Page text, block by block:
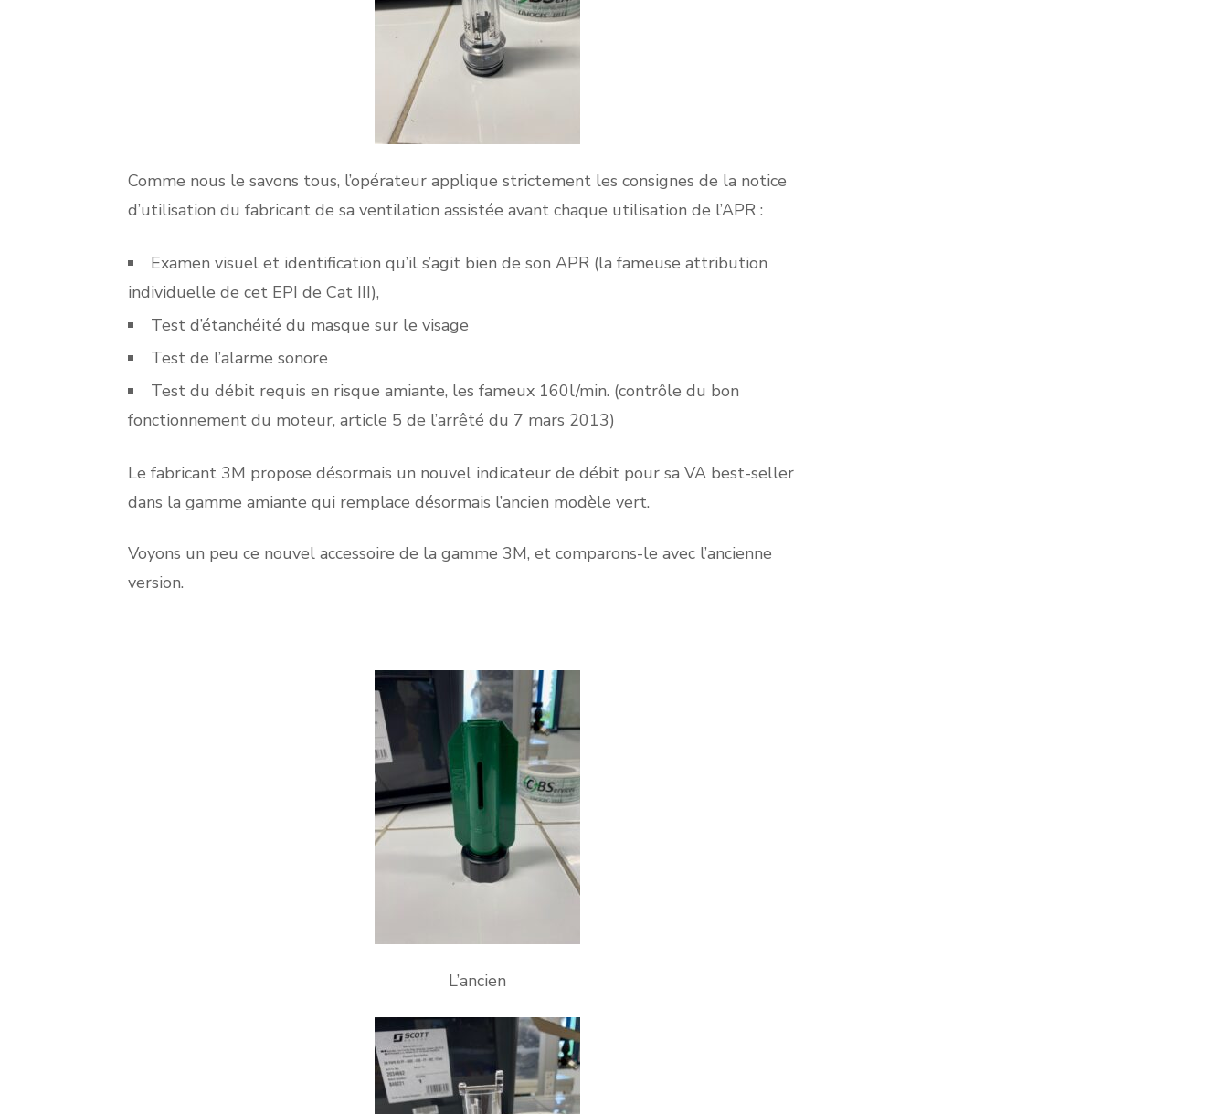
Comme nous le savons tous, l’opérateur applique strictement les consignes de la notice
d’utilisation du fabricant de sa ventilation assistée avant chaque utilisation de l’APR :
Examen visuel et identification qu’il s’agit bien de son APR (la fameuse attribution
individuelle de cet EPI de Cat III),
Test d’étanchéité du masque sur le visage
Test de l’alarme sonore
Test du débit requis en risque amiante, les fameux 160l/min. (contrôle du bon
fonctionnement du moteur, article 5 de l’arrêté du 7 mars 2013)
Le fabricant 3M propose désormais un nouvel indicateur de débit pour sa VA best-seller
dans la gamme amiante qui remplace désormais l’ancien modèle vert.
Voyons un peu ce nouvel accessoire de la gamme 3M, et comparons-le avec l’ancienne
version.
L’ancien